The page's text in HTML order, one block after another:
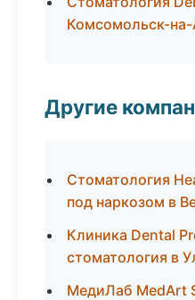
Комсомольск-
Другие
Стоматология
под наркозом в
Клиника Dental
стоматология в
МедиЛаб MedArt